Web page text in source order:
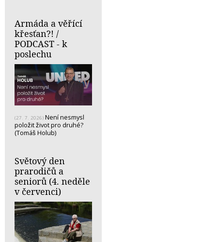
Armáda a věřící
křesťan?! /
PODCAST - k
poslechu
(27. 7. 2026) Není nesmysl
položit život pro druhé?
(Tomáš Holub)
Světový den
prarodičů a
seniorů (4. neděle
v červenci)